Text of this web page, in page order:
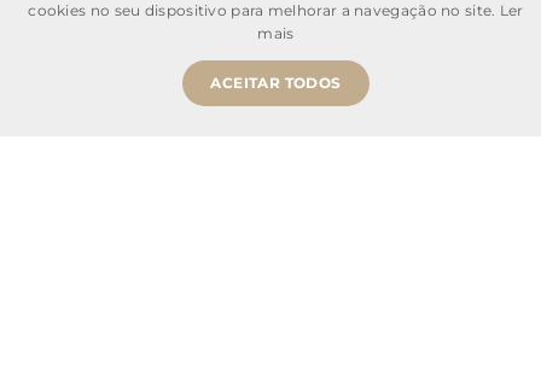
cookies no seu dispositivo para melhorar a navegação no site. Ler
mais
ACEITAR TODOS